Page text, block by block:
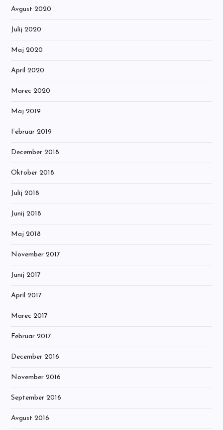
Avgust 2020
Julij 2020
Maj 2020
April 2020
Marec 2020
Maj 2019
Februar 2019
December 2018
Oktober 2018
Julij 2018
Junij 2018
Maj 2018
November 2017
Junij 2017
April 2017
Marec 2017
Februar 2017
December 2016
November 2016
September 2016
Avgust 2016